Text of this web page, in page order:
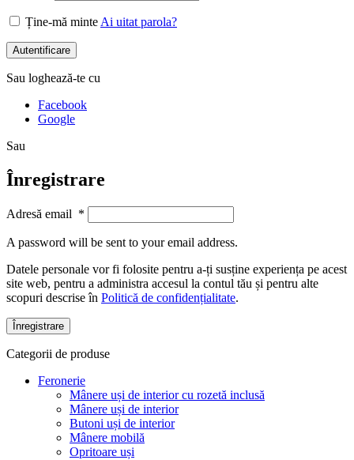
Ține-mă minte Ai uitat parola?
Autentificare
Sau loghează-te cu
Facebook
Google
Sau
Înregistrare
Adresă email *
A password will be sent to your email address.
Datele personale vor fi folosite pentru a-ți susține experiența pe acest
site web, pentru a administra accesul la contul tău și pentru alte
scopuri descrise în Politică de confidențialitate.
Înregistrare
Categorii de produse
Feronerie
Mânere uși de interior cu rozetă inclusă
Mânere uși de interior
Butoni uși de interior
Mânere mobilă
Opritoare uși